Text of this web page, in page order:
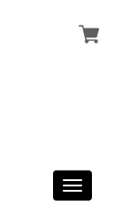
Toggle